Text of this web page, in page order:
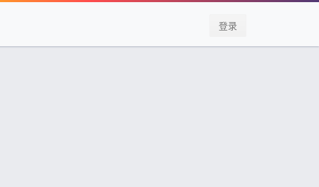
登录